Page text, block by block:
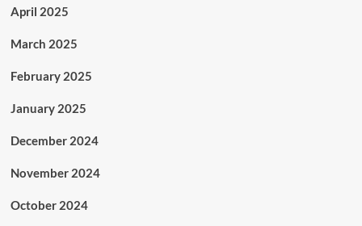
April 2025
March 2025
February 2025
January 2025
December 2024
November 2024
October 2024